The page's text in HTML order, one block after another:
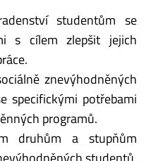
studentům se
s cílem zlepšit jejich
znevýhodněných
specifickými potřebami
programů.
druhům a stupňům